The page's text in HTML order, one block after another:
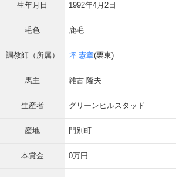
生年月日 1992年4月2日
毛色 鹿毛
調教師（所属） 坪 憲章(栗東)
馬主 雑古 隆夫
生産者 グリーンヒルスタッド
産地 門別町
本賞金 0万円